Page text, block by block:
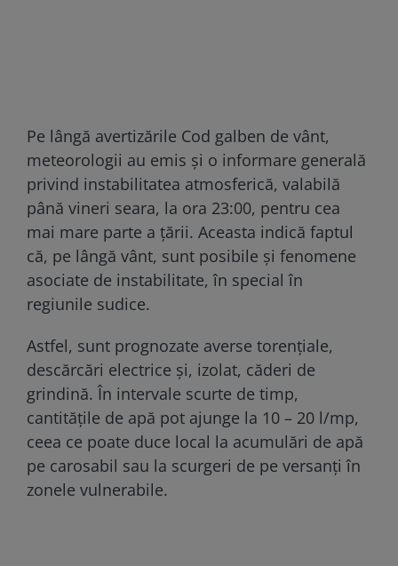
Pe lângă avertizările Cod galben de vânt,
meteorologii au emis și o informare generală
privind instabilitatea atmosferică, valabilă
până vineri seara, la ora 23:00, pentru cea
mai mare parte a țării. Aceasta indică faptul
că, pe lângă vânt, sunt posibile și fenomene
asociate de instabilitate, în special în
regiunile sudice.
Astfel, sunt prognozate averse torențiale,
descărcări electrice și, izolat, căderi de
grindină. În intervale scurte de timp,
cantitățile de apă pot ajunge la 10 – 20 l/mp,
ceea ce poate duce local la acumulări de apă
pe carosabil sau la scurgeri de pe versanți în
zonele vulnerabile.